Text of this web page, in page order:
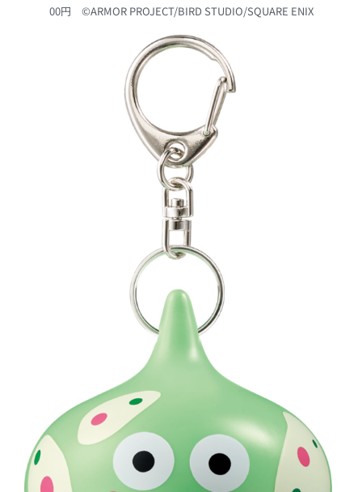
00円 ©ARMOR PROJECT/BIRD STUDIO/SQUARE ENIX